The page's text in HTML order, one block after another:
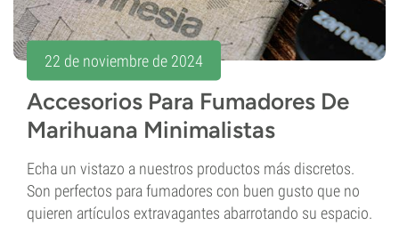
22 de noviembre de 2024
Accesorios Para Fumadores De
Marihuana Minimalistas
Echa un vistazo a nuestros productos más discretos.
Son perfectos para fumadores con buen gusto que no
quieren artículos extravagantes abarrotando su espacio.